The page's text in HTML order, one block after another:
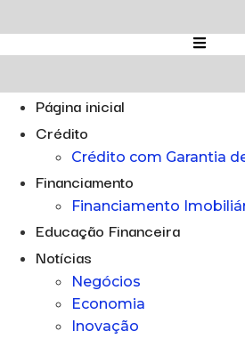
para
o
Página inicial
Crédito
Crédito com Garantia
Financiamento
Financiamento
Educação Financeira
Notícias
Negócios
Economia
Inovação